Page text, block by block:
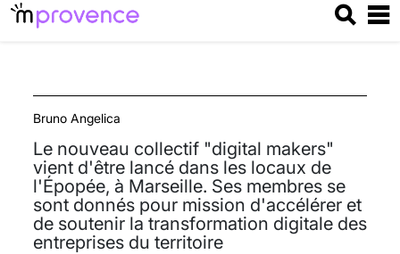
Le nouveau collectif "digital makers"
vient d'être lancé dans les locaux de
l'Épopée, à Marseille. Ses membres se
sont donnés pour mission d'accélérer et
de soutenir la transformation digitale des
entreprises du territoire
Bruno Angelica